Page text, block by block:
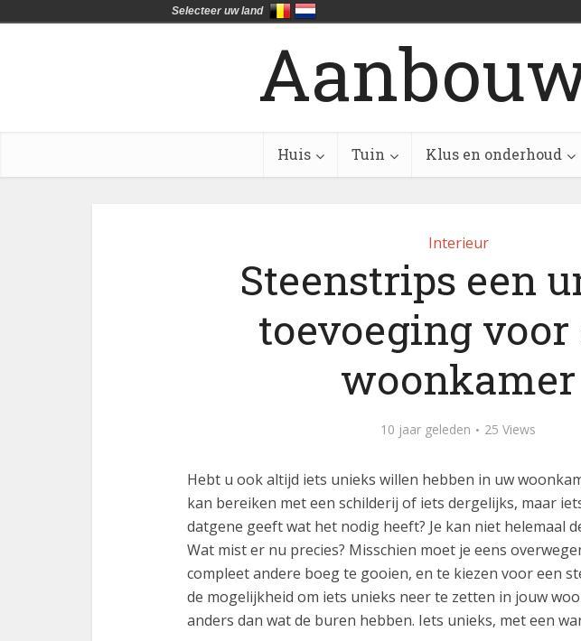
Huis Tuin Klus en onderhoud
Interieur
Steenstrips een
toevoeging voor
woonkamer
10 jaar geleden 25 Views
Hebt u ook altijd iets unieks willen hebben in uw
kan bereiken met een schilderij of iets dergelijks, maar
datgene geeft wat het nodig heeft? Je kan niet helemaal
Wat mist er nu precies? Misschien moet je eens
compleet andere boeg te gooien, en te kiezen voor een
de mogelijkheid om iets unieks neer te zetten in jouw
anders dan wat de buren hebben. Iets unieks, met een
Selecteer uw land